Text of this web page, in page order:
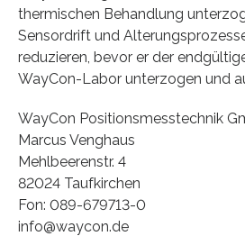
thermischen Behandlung
Sensordrift und
reduzieren, bevor er der
WayCon-Labor unterzogen und
WayCon Positionsmesstechnik
Marcus Venghaus
Mehlbeerenstr. 4
82024 Taufkirchen
Fon: 089-679713-0
info@waycon.de